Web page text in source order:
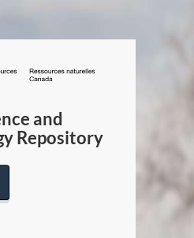
/
Canada
and
Repository